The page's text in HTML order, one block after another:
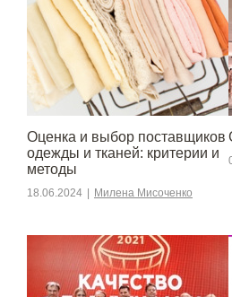
Оценка и выбор поставщиков
одежды и тканей: критерии и
методы
18.06.2024 Милена Мисоченко